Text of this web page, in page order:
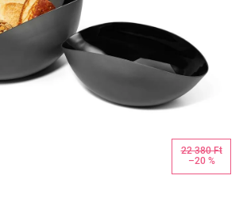
22 380 Ft
–20 %